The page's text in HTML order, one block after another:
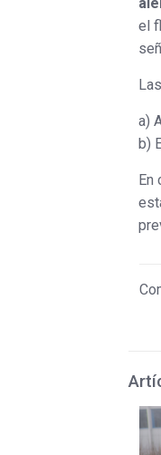
el
a)
b)
En